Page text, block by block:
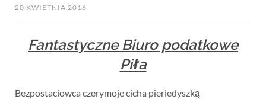
20 KWIETNIA 2016
Fantastyczne Biuro podatkowe
Piła
Bezpostaciowca czerymoje cicha pieriedyszką